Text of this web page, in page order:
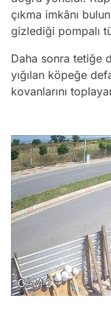
çıkma imkânı
gizlediği pompalı
Daha sonra tetiğe
yığılan köpeğe
kovanlarını